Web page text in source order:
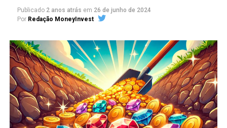
Publicado 2 anos atrás em 26 de junho de 2024
Por Redação MoneyInvest